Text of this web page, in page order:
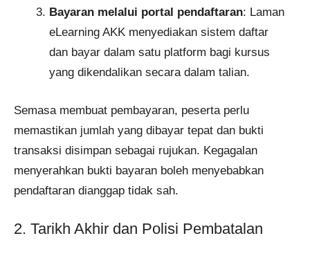
Bayaran melalui portal pendaftaran: Laman
eLearning AKK menyediakan sistem daftar
dan bayar dalam satu platform bagi kursus
yang dikendalikan secara dalam talian.
Semasa membuat pembayaran, peserta perlu
memastikan jumlah yang dibayar tepat dan bukti
transaksi disimpan sebagai rujukan. Kegagalan
menyerahkan bukti bayaran boleh menyebabkan
pendaftaran dianggap tidak sah.
2. Tarikh Akhir dan Polisi Pembatalan